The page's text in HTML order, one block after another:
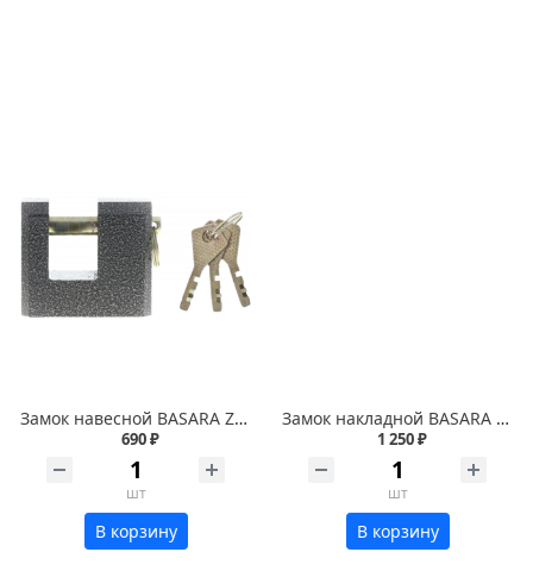
Замок навесной BASARA ZN2-3-90 МР порошковый
690 ₽
шт
В корзину
Замок накладной BASARA 3H-40 MWP
1 250 ₽
шт
В корзину